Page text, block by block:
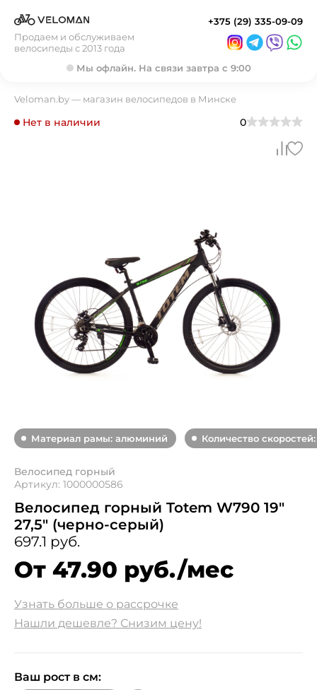
Продаем и обслуживаем
велосипеды с 2013 года
+375 (29) 335-09-09
Мы офлайн. На связи завтра с 9:00
Veloman.by — магазин велосипедов в Минске
Нет в наличии 0
Материал рамы: алюминий Количество
Велосипед горный
Артикул: 1000000586
Велосипед горный Totem W790 19"
27,5" (черно-серый)
697.1 руб.
От 47.90 руб./мес
Узнать больше о рассрочке
Нашли дешевле? Снизим цену!
Ваш рост в см: